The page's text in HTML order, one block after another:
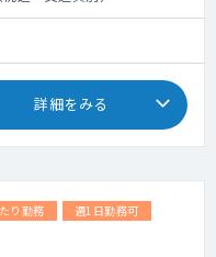
詳細をみる
り勤務
週1日勤務可